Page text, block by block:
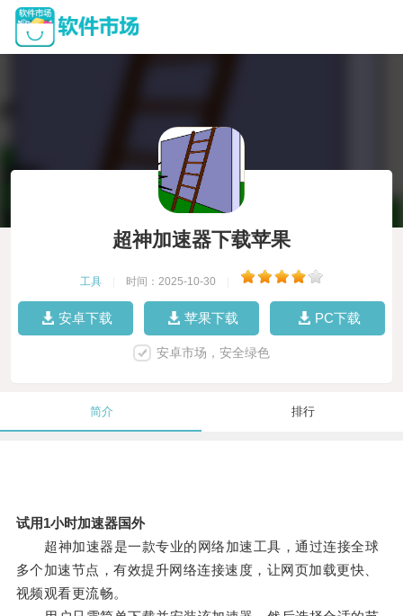
超神加速器下载苹果
工具 时间：2025-10-30
安卓下载 苹果下载 PC下载
安卓市场，安全绿色
简介 排行
试用1小时加速器国外
超神加速器是一款专业的网络加速工具，通过连接全球
多个加速节点，有效提升网络连接速度，让网页加载更快、
视频观看更流畅。